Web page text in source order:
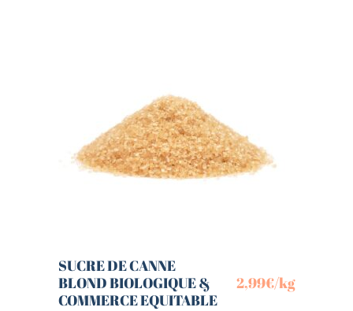
SUCRE DE CANNE
BLOND BIOLOGIQUE &
COMMERCE EQUITABLE
2,99€/kg